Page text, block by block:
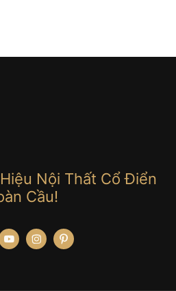
Nội Thất Cổ Điển
Cầu!